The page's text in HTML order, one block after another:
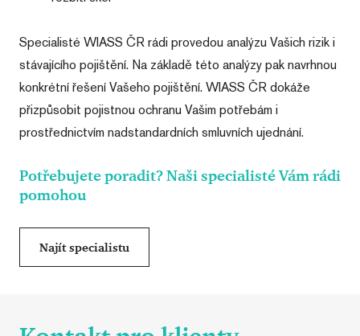
Specialisté WIASS ČR rádi provedou analýzu Vašich rizik i
stávajícího pojištění. Na základě této analýzy pak navrhnou
konkrétní řešení Vašeho pojištění. WIASS ČR dokáže
přizpůsobit pojistnou ochranu Vašim potřebám i
prostřednictvím nadstandardních smluvních ujednání.
Potřebujete poradit? Naši specialisté Vám rádi
pomohou
Najít specialistu